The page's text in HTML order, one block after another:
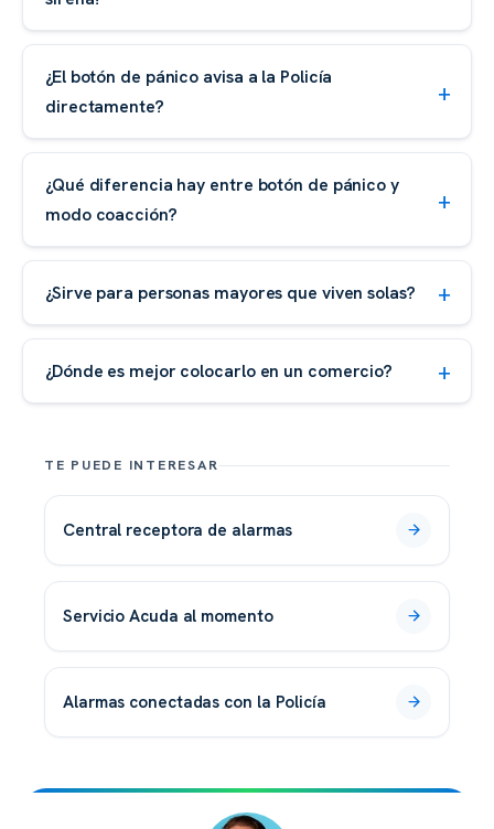
¿El botón de pánico avisa a la Policía
directamente?
¿Qué diferencia hay entre botón de pánico y
modo coacción?
¿Sirve para personas mayores que viven solas?
¿Dónde es mejor colocarlo en un comercio?
TE PUEDE INTERESAR
central receptora de alarmas
servicio Acuda al momento
alarmas conectadas con la Policía